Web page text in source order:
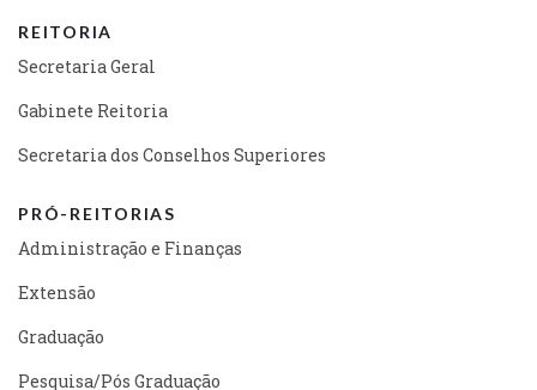
REITORIA
Secretaria Geral
Gabinete Reitoria
Secretaria dos Conselhos Superiores
PRÓ-REITORIAS
Administração e Finanças
Extensão
Graduação
Pesquisa/Pós Graduação